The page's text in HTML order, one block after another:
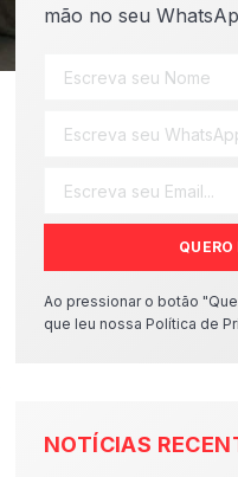
mão no seu
QUERO
Ao pressionar o botão
que leu nossa Política de
NOTÍCIAS